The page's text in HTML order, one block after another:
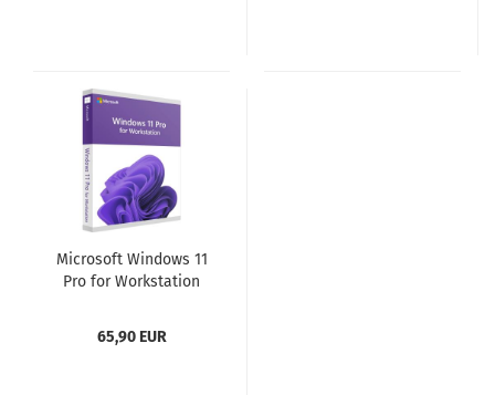
Microsoft Windows 11
Pro for Workstation
65,90 EUR